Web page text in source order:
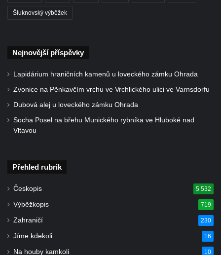
11 ve Šlapanicích
Dvořákova na domě čp. 53 ve Zlonicích
Pamětní deska Augusta Wenschucha na
Infocentru na Lužickém náměstí v
Rumburku
Pamětní deska piaristické koleje ve Slaném
Pamětní deska stavby Masarykova mostu v
Mostní ulici v Kralupech nad Vltavou
Pamětní deska povodní 2002 na kostele
Šluknovský výběžek
Nejnovější příspěvky
Lapidárium hraničních kamenů u loveckého zámku Ohrada
Zvonice na Pěnkavčím vrchu ve Vrchlického ulici ve Varnsdorfu
Dubová alej u loveckého zámku Ohrada
Socha Posel na břehu Munického rybníka ve Hluboké nad
Vltavou
Přehled rubrik
Českopis 5 532
Výběžkopis 719
Zahraničí 230
Jíme kdekoli 16
Na houby kamkoli 10